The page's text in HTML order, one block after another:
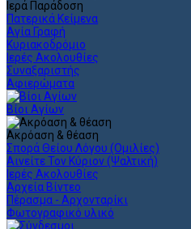
Ιερά Παράδοση
Πατερικά Κείμενα
Αγία Γραφή
Κυριακοδρόμιο
Ιερές Ακολουθίες
Συναξαριστής
Αφιερώματα
Βίοι Αγίων
Ακρόαση & θέαση
Σπορά Θείου Λόγου (Ομιλίες)
Αινείτε Τον Κύριον (Ψαλτική)
Ιερές Ακολουθίες
Αρχεία Βίντεο
Πέρασμα - Αρχονταρίκι
Φωτογραφικό υλικό